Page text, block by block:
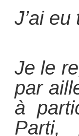
J’ai
Je le
par
à
Parti,